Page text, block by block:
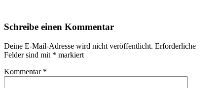
Schreibe einen Kommentar
Deine E-Mail-Adresse wird nicht veröffentlicht. Erforderliche
Felder sind mit * markiert
Kommentar *